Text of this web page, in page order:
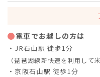
電車でお越しの方は
・JR石山駅 徒歩1分
（琵琶湖線新快速を利用して
・京阪石山駅 徒歩1分